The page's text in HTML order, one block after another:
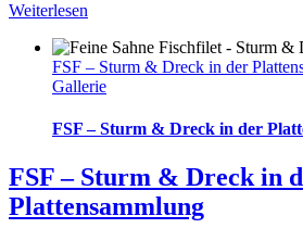
Weiterlesen
FSF – Sturm & Dreck in der
Gallerie
FSF – Sturm & Dreck in der
FSF – Sturm & Dreck in
Plattensammlung